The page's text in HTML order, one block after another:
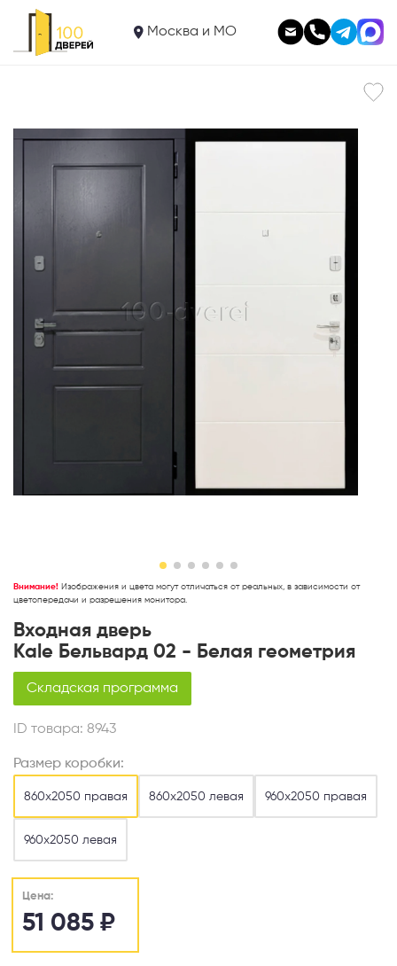
Москва и МО
Входная дверь
Kale Бельвард 02 - Белая геометрия
51 085
В корзину
Внимание! Изображения и цвета могут отличаться от реальных, в зависимости от
цветопередачи и разрешения монитора.
Входная дверь
Kale Бельвард 02 - Белая геометрия
Складская программа
ID товара: 8943
Размер коробки:
860х2050 правая 860х2050 левая 960х2050 правая
960х2050 левая
Цена:
51 085 ₽